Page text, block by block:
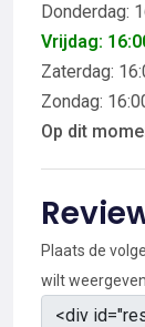
Donderdag:
Vrijdag:
Zaterdag:
Zondag:
Op dit
Plaats de
wilt